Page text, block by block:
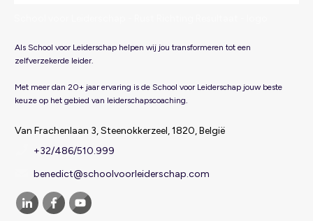
Als School voor Leiderschap helpen wij jou transformeren tot een
zelfverzekerde leider.
Met meer dan 20+ jaar ervaring is de School voor Leiderschap jouw beste
keuze op het gebied van leiderschapscoaching.
Van Frachenlaan 3, Steenokkerzeel, 1820, België
+32/486/510.999
benedict@schoolvoorleiderschap.com